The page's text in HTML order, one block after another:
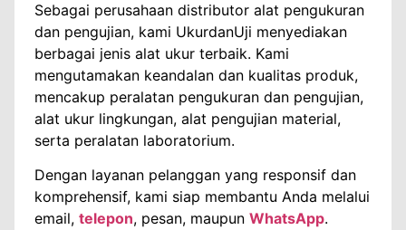
Sebagai perusahaan distributor alat pengukuran
dan pengujian, kami UkurdanUji menyediakan
berbagai jenis alat ukur terbaik. Kami
mengutamakan keandalan dan kualitas produk,
mencakup peralatan pengukuran dan pengujian,
alat ukur lingkungan, alat pengujian material,
serta peralatan laboratorium.
Dengan layanan pelanggan yang responsif dan
komprehensif, kami siap membantu Anda melalui
email, telepon, pesan, maupun WhatsApp.